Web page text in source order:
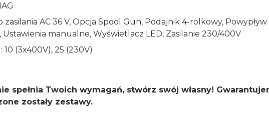
zasilania AC 36 V, Opcja Spool Gun, Podajnik 4-rolkowy,
manualne, Wyświetlacz LED, Zasilanie 230/400V
10 (3x400V), 25 (230V)
spełnia Twoich wymagań, stwórz swój własny!
zostały zestawy.